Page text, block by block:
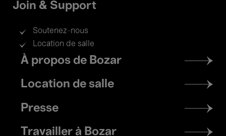
Join & Support
Soutenez-nous
Location de salle
Footer
menu
À propos de Bozar
Location de salle
Presse
Travailler à Bozar